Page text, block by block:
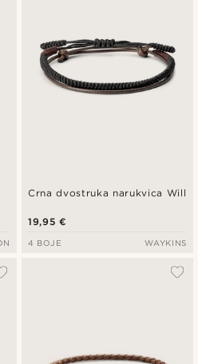
Crna dvostruka narukvica Will
19,95 €
4 BOJE WAYKINS